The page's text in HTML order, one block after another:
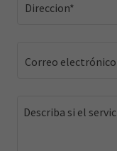
Direccion*
Correo